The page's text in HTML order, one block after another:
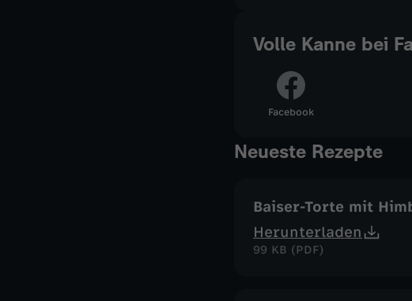
Volle Kanne bei
Facebook
Neueste Rezepte
Baiser-Torte mit
Herunterladen
99 KB (PDF)